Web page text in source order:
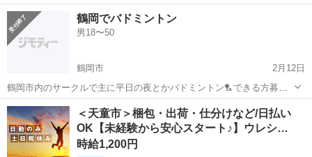
で今の所10名程参加予定です。 会費は500円です。 参加希望の方は是
非是非
山形 酒田駅 バドミントン
鶴岡でバドミントン
男18〜50
鶴岡市
2月12日
鶴岡市内のサークルで主に平日の夜とかバドミントン🏸できる方募集
中です バドミントン🏸好きな方いませんか？
山形 鶴岡市 バドミントン サークル
＜天童市＞梱包・出荷・仕分けなど/日払い
OK【未経験から安心スタート♪】ウレシ…
時給1,200円